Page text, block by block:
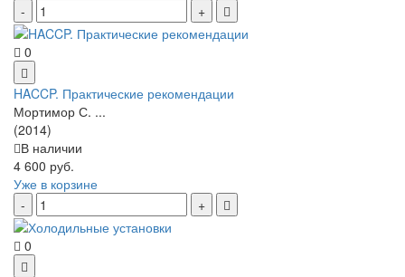
0
HACCP. Практические рекомендации
Мортимор С. ...
(2014)
В наличии
4 600 руб.
Уже в корзине
0